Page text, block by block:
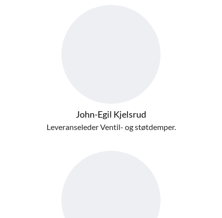
John-Egil Kjelsrud
Leveranseleder Ventil- og støtdemper.